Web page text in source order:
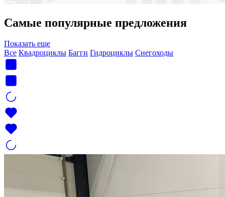
Самые популярные предложения
Показать еще
Все Квадроциклы Багги Гидроциклы Снегоходы